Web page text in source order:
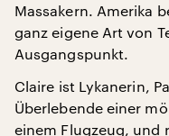
Massakern. Amerika
ganz eigene Art von
Ausgangspunkt.
Claire ist Lykanerin,
Überlebende einer
einem Flugzeug, und